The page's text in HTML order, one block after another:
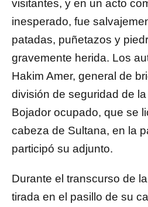
visitantes, y en un acto
inesperado, fue
patadas, puñetazos y
gravemente herida. Los
Hakim Amer, general de
división de seguridad de
Bojador ocupado, que se
cabeza de Sultana, en la
participó su adjunto.
Durante el transcurso de
tirada en el pasillo de su